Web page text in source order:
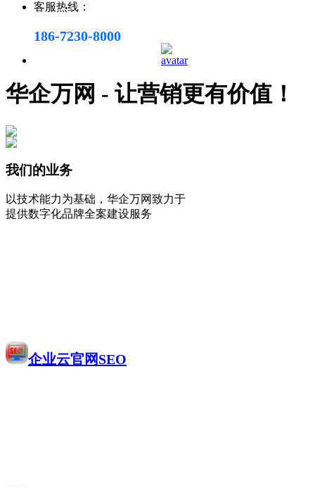
客服热线：
186-7230-8000
华企万网 - 让营销更有价值！
我们的业务
以技术能力为基础，华企万网致力于
提供数字化品牌全案建设服务
企业云官网SEO